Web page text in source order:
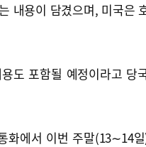
내용이 담겼으며, 미국은
도 포함될 예정이라고 당
화에서 이번 주말(13∼14